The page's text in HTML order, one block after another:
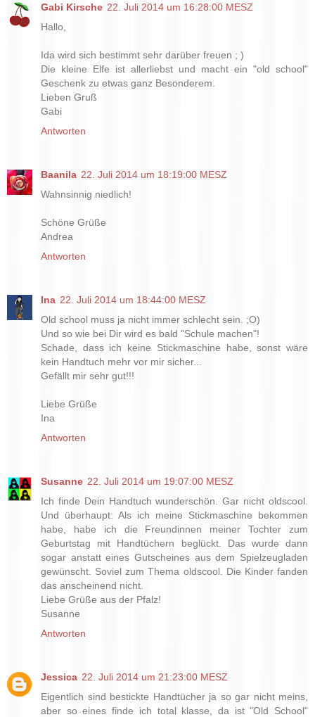
Gabi Kirsche 22. Juli 2014 um 16:28:00 MESZ
Hallo,
Ida wird sich bestimmt sehr darüber freuen ; )
Die kleine Elfe ist allerliebst und macht ein "old school"
Geschenk zu etwas ganz Besonderem.
Lieben Gruß
Gabi
Antworten
Baanila 22. Juli 2014 um 18:19:00 MESZ
Wahnsinnig niedlich!
Schöne Grüße
Andrea
Antworten
Ina 22. Juli 2014 um 18:44:00 MESZ
Old school muss ja nicht immer schlecht sein. ;O)
Und so wie bei Dir wird es bald "Schule machen"!
Schade, dass ich keine Stickmaschine habe, sonst wäre
kein Handtuch mehr vor mir sicher...
Gefällt mir sehr gut!!!
Liebe Grüße
Ina
Antworten
Susanne 22. Juli 2014 um 19:07:00 MESZ
Ich finde Dein Handtuch wunderschön. Gar nicht oldscool.
Und überhaupt: Als ich meine Stickmaschine bekommen
habe, habe ich die Freundinnen meiner Tochter zum
Geburtstag mit Handtüchern beglückt. Das wurde dann
sogar anstatt eines Gutscheines aus dem Spielzeugladen
gewünscht. Soviel zum Thema oldscool. Die Kinder fanden
das anscheinend nicht.
Liebe Grüße aus der Pfalz!
Susanne
Antworten
Jessica 22. Juli 2014 um 21:23:00 MESZ
Eigentlich sind bestickte Handtücher ja so gar nicht meins,
aber so eines finde ich total klasse, da ist "Old School"